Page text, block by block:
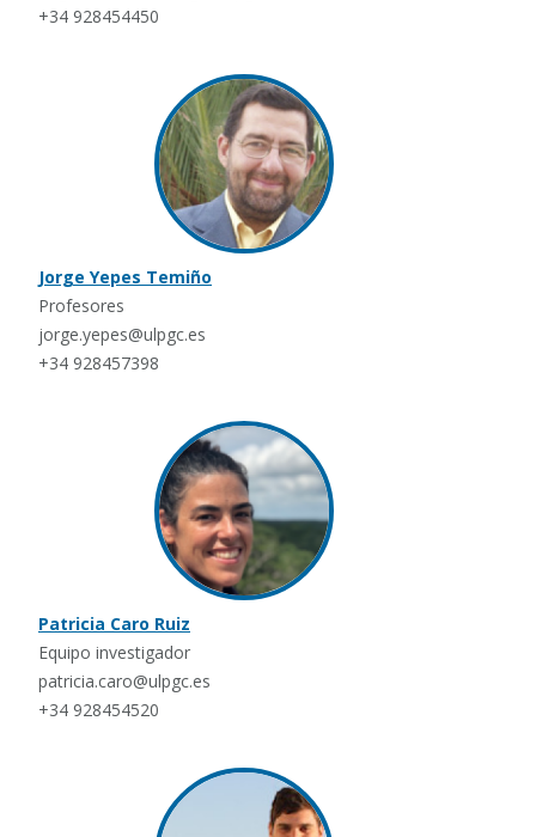
+34 928454450
Jorge Yepes Temiño
Profesores
jorge.yepes@ulpgc.es
+34 928457398
Patricia Caro Ruiz
Equipo investigador
patricia.caro@ulpgc.es
+34 928454520